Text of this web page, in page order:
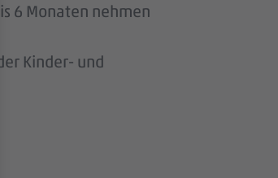
6 Monaten nehmen
Kinder- und